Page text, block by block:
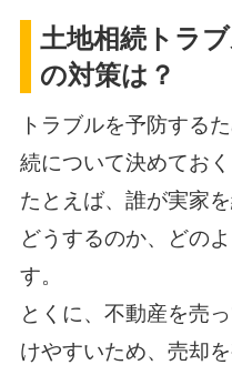
土地相続トラ
の対策は？
トラブルを予防する
続について決めてお
たとえば、誰が実家
どうするのか、どの
す。
とくに、不動産を売
けやすいため、売却